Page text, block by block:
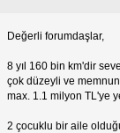
Değerli forumdaşlar,
8 yıl 160 bin km'dir
çok düzeyli ve
max. 1.1 milyon TL'ye
2 çocuklu bir aile